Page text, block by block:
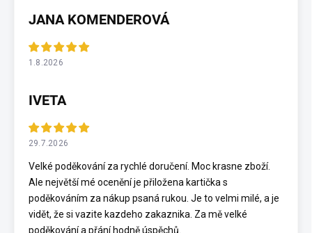
JANA KOMENDEROVÁ
1.8.2026
IVETA
29.7.2026
Velké poděkování za rychlé doručení. Moc krasne zboží.
Ale největší mé ocenění je přiložena kartička s
poděkováním za nákup psaná rukou. Je to velmi milé, a je
vidět, že si vazite kazdeho zakaznika. Za mě velké
poděkování a přání hodně úspěchů.